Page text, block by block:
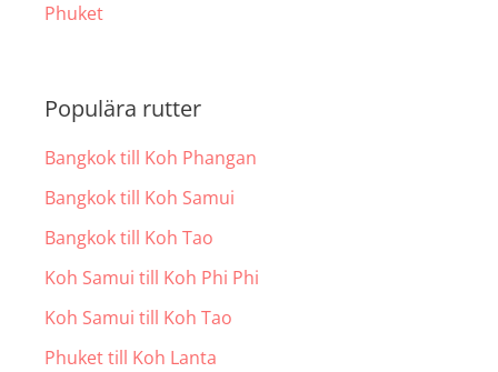
Phuket
Populära rutter
Bangkok till Koh Phangan
Bangkok till Koh Samui
Bangkok till Koh Tao
Koh Samui till Koh Phi Phi
Koh Samui till Koh Tao
Phuket till Koh Lanta